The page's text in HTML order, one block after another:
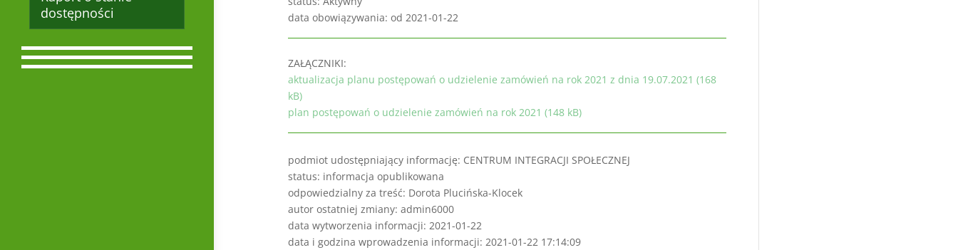
dostępności
data obowiązywania: od 2021-01-22
ZAŁĄCZNIKI:
aktualizacja planu postępowań o udzielenie zamówień na rok 2021 z dnia 19.07.2021 (168
kB)
plan postępowań o udzielenie zamówień na rok 2021 (148 kB)
podmiot udostępniający informację: CENTRUM INTEGRACJI SPOŁECZNEJ
status: informacja opublikowana
odpowiedzialny za treść: Dorota Plucińska-Klocek
autor ostatniej zmiany: admin6000
data wytworzenia informacji: 2021-01-22
data i godzina wprowadzenia informacji: 2021-01-22 17:14:09